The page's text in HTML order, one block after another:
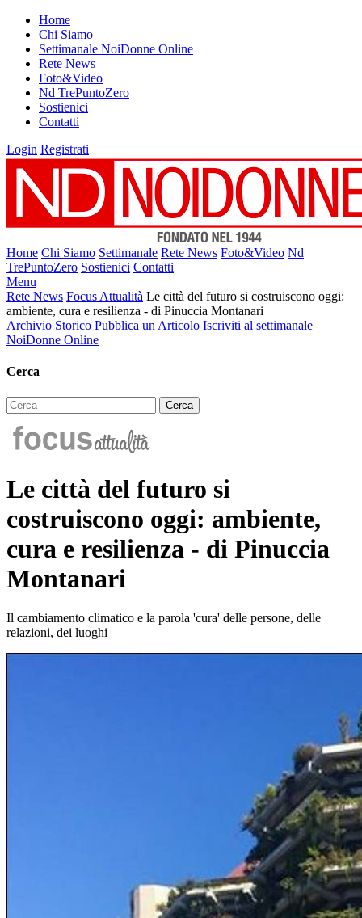
Home
Chi Siamo
Settimanale NoiDonne Online
Rete News
Foto&Video
Nd TrePuntoZero
Sostienici
Contatti
Login Registrati
Home Chi Siamo Settimanale Rete News Foto&Video Nd
TrePuntoZero Sostienici Contatti
Menu
Rete News Focus Attualità Le città del futuro si costruiscono oggi:
ambiente, cura e resilienza - di Pinuccia Montanari
Archivio Storico Pubblica un Articolo Iscriviti al settimanale
NoiDonne Online
Cerca
Le città del futuro si
costruiscono oggi: ambiente,
cura e resilienza - di Pinuccia
Montanari
Il cambiamento climatico e la parola 'cura' delle persone, delle
relazioni, dei luoghi